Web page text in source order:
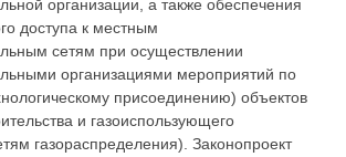
организации, а также обеспечения
доступа к местным
сетям при осуществлении
организациями мероприятий по
присоединению) объектов
и газоиспользующего
газораспределения). Законопроект